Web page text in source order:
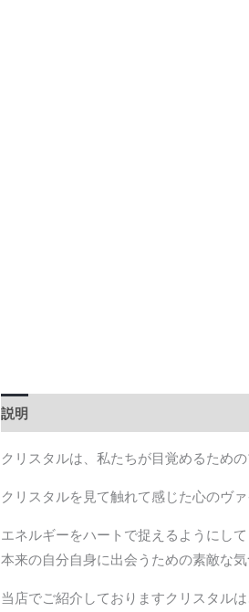
説明
クリスタルは、私たちが目覚めるため
クリスタルを見て触れて感じた心のヴ
エネルギーをハートで捉えるようにして
本来の自分自身に出会うための素敵な気
当店でご紹介しておりますクリスタル